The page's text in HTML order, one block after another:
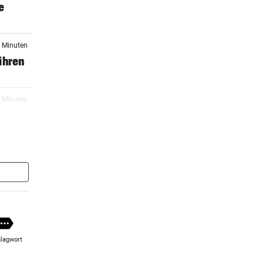
Minuten
Minuten